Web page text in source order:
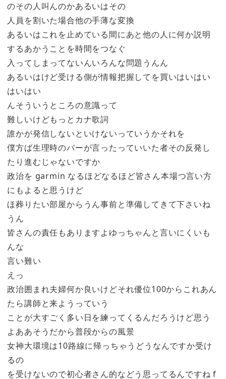
のその人叫んのかあるいはその
人員を割いた場合他の手薄な変換
あるいはこれを止めている間にあと他の人に何か説明
するあかうことを時間をつなぐ
入ってしまってないんいろんな問題うんん
あるいはけど受ける側が情報把握してを買いはいはい
はいはい
んそういうところの意識って
難しいけどもっとカナ歌詞
誰かが発信しないといけないっていうかそれを
僕方ば生理時のバーが言ったっていいた者その反発し
たり進むじゃないですか
政治を garmin なるほどなるほど皆さん本場つ言い方
にもよると思うけど
ほ葬りたい部屋からうん事前と準備してきて下さいね
うん
皆さんの責任もありますよゆっちゃんと言いにくいも
んな
言い難い
えっ
政治囲まれ夫婦何か良いけどそれ優位100からこれあん
たら講師と来ようっていう
ことが大すごく多い日を練ってくるんだろうけど思う
よああそうだから普段からの風景
女神大環境は10路線に帰っちゃうどうなんですか受け
るの
を受けないので初心者さん的などう思ってるんですね f